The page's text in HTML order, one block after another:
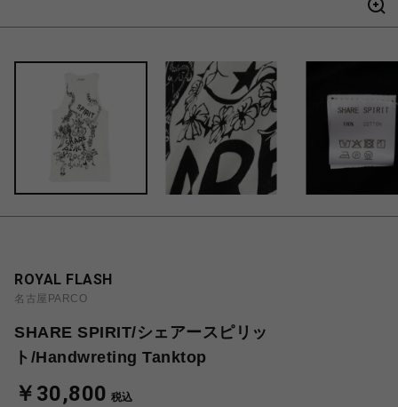
ROYAL FLASH
名古屋PARCO
SHARE SPIRIT/シェアースピリッ
ト/Handwreting Tanktop
￥30,800 税込